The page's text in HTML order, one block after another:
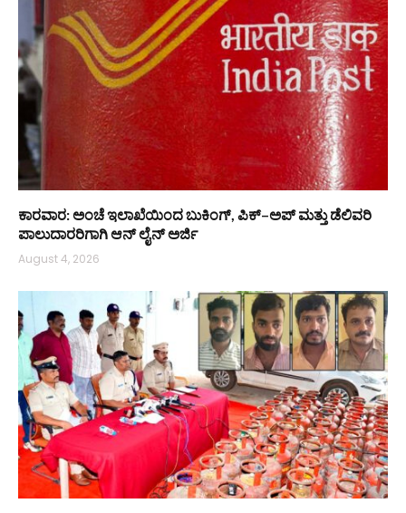
ಕಾರವಾರ: ಅಂಚೆ ಇಲಾಖೆಯಿಂದ ಬುಕಿಂಗ್, ಪಿಕ್–ಅಪ್ ಮತ್ತು ಡೆಲಿವರಿ
ಪಾಲುದಾರರಿಗಾಗಿ ಆನ್‌ ಲೈನ್ ಅರ್ಜಿ
August 4, 2026